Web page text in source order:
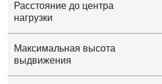
Расстояние до центра
нагрузки
Максимальная высота
выдвижения